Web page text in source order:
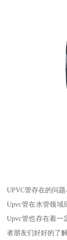
UPVC管存在的问题
Upvc管在水管领域
Upvc管也存在着
者朋友们好好的了